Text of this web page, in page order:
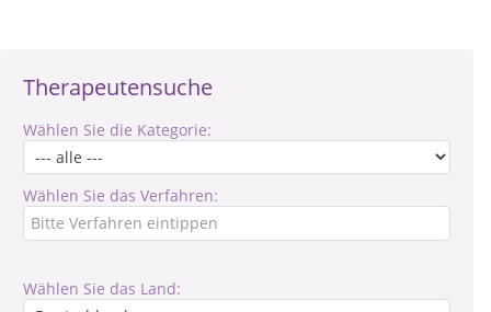
Therapeutensuche
Wählen Sie die Kategorie:
Wählen Sie das Verfahren:
Wählen Sie das Land: